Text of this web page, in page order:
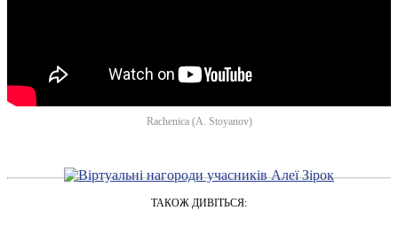
Rachenica (A. Stoyanov)
ТАКОЖ ДИВІТЬСЯ: